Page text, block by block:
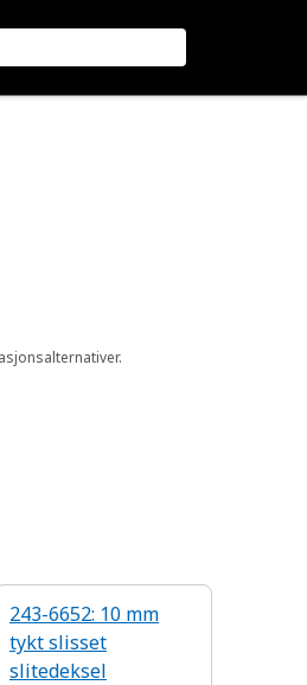
243-6652: 10 mm
tykt slisset
slitedeksel